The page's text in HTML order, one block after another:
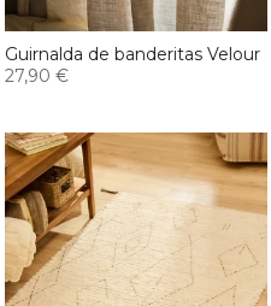
Guirnalda de banderitas Velour
27,90 €